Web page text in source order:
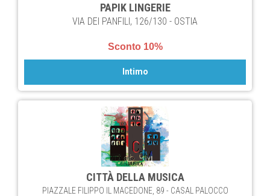
PAPIK LINGERIE
VIA DEI PANFILI, 126/130 - OSTIA
Sconto 10%
Intimo
CITTÀ DELLA MUSICA
PIAZZALE FILIPPO IL MACEDONE, 89 - CASAL PALOCCO